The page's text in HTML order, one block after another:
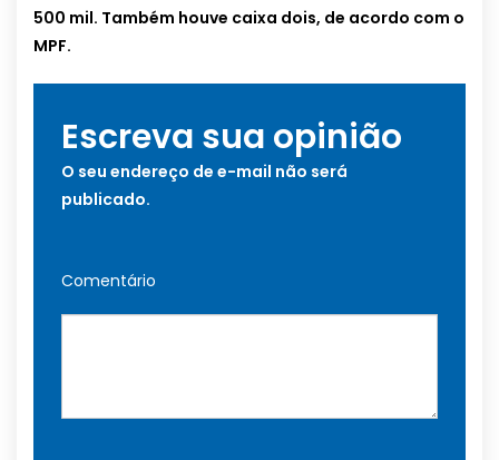
500 mil. Também houve caixa dois, de acordo com o
MPF.
Escreva sua opinião
O seu endereço de e-mail não será
publicado.
Comentário